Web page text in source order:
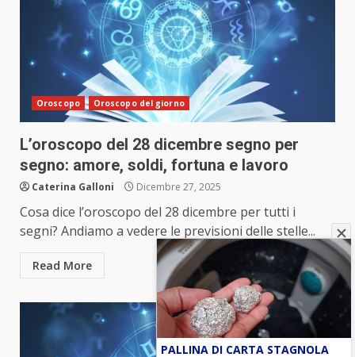
Oroscopo Oroscopo del giorno
L’oroscopo del 28 dicembre segno per
segno: amore, soldi, fortuna e lavoro
Caterina Galloni Dicembre 27, 2025
Cosa dice l’oroscopo del 28 dicembre per tutti i
segni? Andiamo a vedere le previsioni delle stelle...
Read More
PALLINA DI CARTA STAGNOLA